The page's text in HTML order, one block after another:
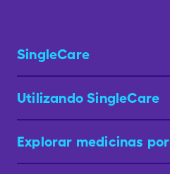
SingleCare
Utilizando SingleCare
Explorar medicinas por